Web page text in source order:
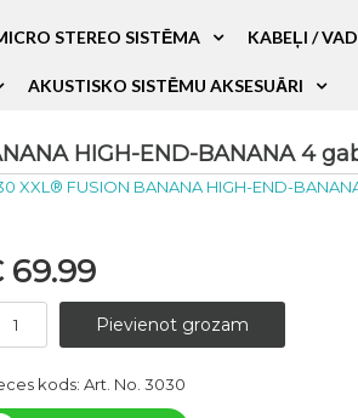
STEREO SISTĒMA KABEĻI /
AKUSTISKO SISTĒMU AKSESUĀRI
HIGH-END-BANANA 4
XXL® FUSION BANANA HIGH-END-
69.99
kods:Art. No. 3030